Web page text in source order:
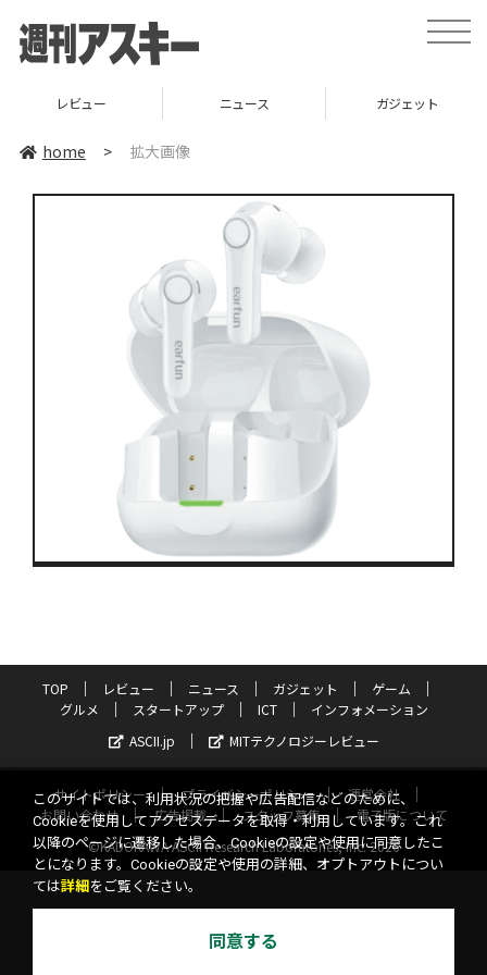
toggle
レビュー ニュース ガジェット
home > 拡大画像
TOP レビュー ニュース ガジェット
ゲーム
グルメ
スタートアップ ICT
インフォメーション
ASCII.jp
MITテクノロジーレビュー
サイトポリシー プライバシーポリシー
運営会社
お問い合わせ
広告掲載 スタッフ募集
電子版について
©KADOKAWA ASCII Research Laboratories, Inc. 2026
このサイトでは、利用状況の把握や広告配信などのために、
Cookieを使用してアクセスデータを取得・利用しています。これ
以降のページに遷移した場合、Cookieの設定や使用に同意したこ
とになります。Cookieの設定や使用の詳細、オプトアウトについ
ては詳細 をご覧ください。
同意する